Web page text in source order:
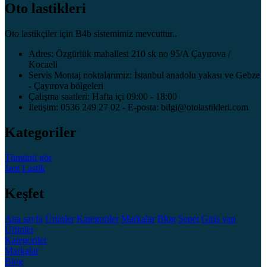
Oto lastikleri
Oto lastikçiler için B4b sistemimiz mevcuttur..
Adres: Özgürlük mahallesi 210 sk no 95/A Çayırova /
Kocaeli
Servis Montaj noktalarımız: İstanbul anadolu yakası ve Gebze
- Çayırova bölgeleri
Çalışma saatleri: Hafta içi 09:00 - 18:00
İletişim: 0536 249 27 02 - E-posta: bilgi@otolastikleri.com
Kategoriler
Tümünü gör
Jant Lastik
Keşfet
Ana sayfa Ürünler Kategoriler Markalar Blog Sepet Giriş yap
Ürünler
Kategoriler
Markalar
Blog